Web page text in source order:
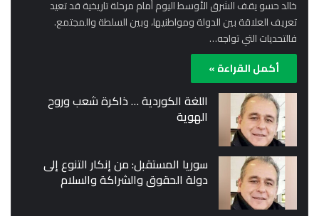
خالد حسو يقف الشرق الأوسط اليوم أمام مرحلة تاريخية قد تعيد
تعريف العلاقة بين الدولة ومواطنيها، وبين السلطة والمجتمع.
فالتحديات التي تواجه…
أكمل القراءة »
اللغة الكوردية … ذاكرة شعب وروح
الهوية
سوريا المستقبل: من إنكار التنوع إلى
دولة الحقوق والشراكة والسلام